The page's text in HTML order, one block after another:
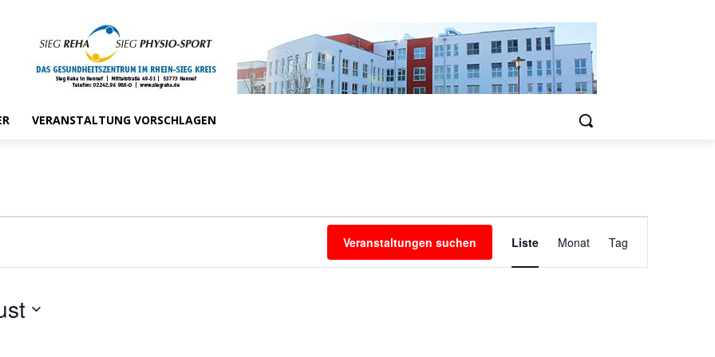
VERANSTALTUNG VORSCHLAGEN
Veranstaltungen suchen
Ansichten-
Liste Monat Tag